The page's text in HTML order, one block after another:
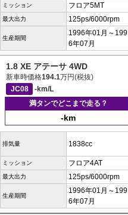
ミッション フロア5MT
最大出力 125ps/6000rpm
生産期間
1996年01月～199
6年07月
1.8 XE アテーサ 4WD
新車時価格194.1万円(税抜)
JC08
-km/L
満タンでどこまで走る？
-km
排気量 1838cc
ミッション フロア4AT
最大出力 125ps/6000rpm
生産期間
1996年01月～199
6年07月